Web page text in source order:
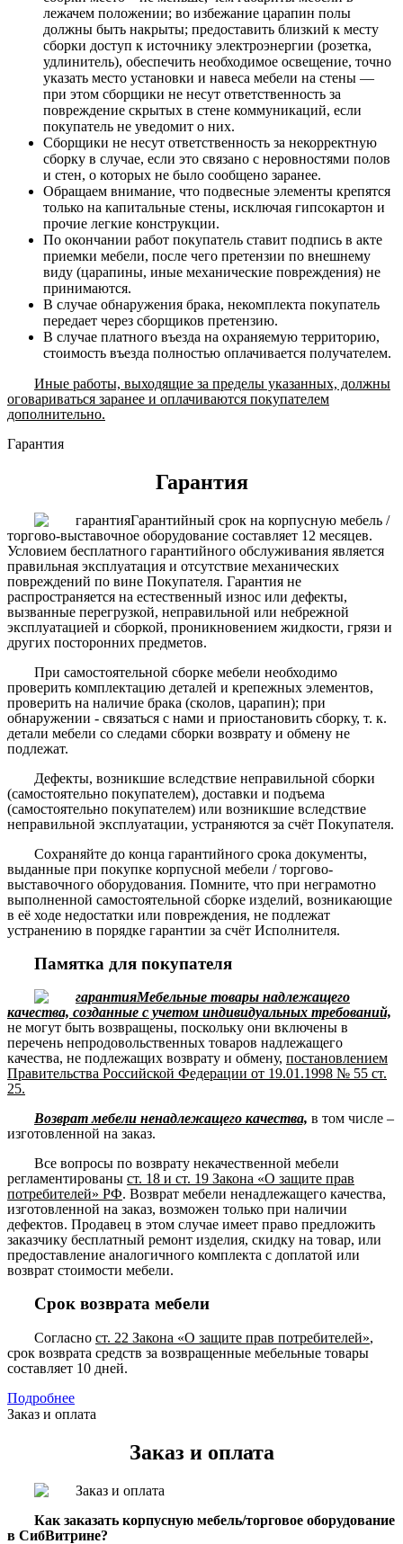
лежачем положении; во избежание царапин полы
должны быть накрыты; предоставить близкий к месту
сборки доступ к источнику электроэнергии (розетка,
удлинитель), обеспечить необходимое освещение, точно
указать место установки и навеса мебели на стены —
при этом сборщики не несут ответственность за
повреждение скрытых в стене коммуникаций, если
покупатель не уведомит о них.
Сборщики не несут ответственность за некорректную
сборку в случае, если это связано с неровностями полов
и стен, о которых не было сообщено заранее.
Обращаем внимание, что подвесные элементы крепятся
только на капитальные стены, исключая гипсокартон и
прочие легкие конструкции.
По окончании работ покупатель ставит подпись в акте
приемки мебели, после чего претензии по внешнему
виду (царапины, иные механические повреждения) не
принимаются.
В случае обнаружения брака, некомплекта покупатель
передает через сборщиков претензию.
В случае платного въезда на охраняемую территорию,
стоимость въезда полностью оплачивается получателем.
Иные работы, выходящие за пределы указанных, должны
оговариваться заранее и оплачиваются покупателем
дополнительно.
Гарантия
Гарантия
Гарантийный срок на корпусную мебель /
торгово-выставочное оборудование составляет 12 месяцев.
Условием бесплатного гарантийного обслуживания является
правильная эксплуатация и отсутствие механических
повреждений по вине Покупателя. Гарантия не
распространяется на естественный износ или дефекты,
вызванные перегрузкой, неправильной или небрежной
эксплуатацией и сборкой, проникновением жидкости, грязи и
других посторонних предметов.
При самостоятельной сборке мебели необходимо
проверить комплектацию деталей и крепежных элементов,
проверить на наличие брака (сколов, царапин); при
обнаружении - связаться с нами и приостановить сборку, т. к.
детали мебели со следами сборки возврату и обмену не
подлежат.
Дефекты, возникшие вследствие неправильной сборки
(самостоятельно покупателем), доставки и подъема
(самостоятельно покупателем) или возникшие вследствие
неправильной эксплуатации, устраняются за счёт Покупателя.
Сохраняйте до конца гарантийного срока документы,
выданные при покупке корпусной мебели / торгово-
выставочного оборудования. Помните, что при неграмотно
выполненной самостоятельной сборке изделий, возникающие
в её ходе недостатки или повреждения, не подлежат
устранению в порядке гарантии за счёт Исполнителя.
Памятка для покупателя
Мебельные товары надлежащего
качества, созданные с учетом индивидуальных требований,
не могут быть возвращены, поскольку они включены в
перечень непродовольственных товаров надлежащего
качества, не подлежащих возврату и обмену, постановлением
Правительства Российской Федерации от 19.01.1998 № 55 ст.
25.
Возврат мебели ненадлежащего качества, в том числе –
изготовленной на заказ.
Все вопросы по возврату некачественной мебели
регламентированы ст. 18 и ст. 19 Закона «О защите прав
потребителей» РФ. Возврат мебели ненадлежащего качества,
изготовленной на заказ, возможен только при наличии
дефектов. Продавец в этом случае имеет право предложить
заказчику бесплатный ремонт изделия, скидку на товар, или
предоставление аналогичного комплекта с доплатой или
возврат стоимости мебели.
Срок возврата мебели
Согласно ст. 22 Закона «О защите прав потребителей»,
срок возврата средств за возвращенные мебельные товары
составляет 10 дней.
Подробнее
Заказ и оплата
Заказ и оплата
Как заказать корпусную мебель/торговое оборудование
в СибВитрине?